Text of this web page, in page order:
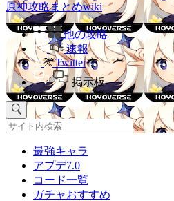
原神攻略まとめwiki
他の攻略
速報
Twitter
掲示板
最強キャラ
アプデ7.0
コード一覧
ガチャおすすめ